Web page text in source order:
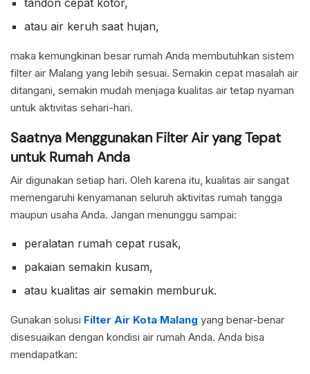
tandon cepat kotor,
atau air keruh saat hujan,
maka kemungkinan besar rumah Anda membutuhkan sistem
filter air Malang yang lebih sesuai. Semakin cepat masalah air
ditangani, semakin mudah menjaga kualitas air tetap nyaman
untuk aktivitas sehari-hari.
Saatnya Menggunakan Filter Air yang Tepat
untuk Rumah Anda
Air digunakan setiap hari. Oleh karena itu, kualitas air sangat
memengaruhi kenyamanan seluruh aktivitas rumah tangga
maupun usaha Anda. Jangan menunggu sampai:
peralatan rumah cepat rusak,
pakaian semakin kusam,
atau kualitas air semakin memburuk.
Gunakan solusi Filter Air Kota Malang yang benar-benar
disesuaikan dengan kondisi air rumah Anda. Anda bisa
mendapatkan: